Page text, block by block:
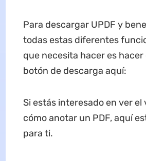
Para descargar UPDF y
todas estas diferentes
que necesita hacer es hacer
botón de descarga aquí:
Si estás interesado en ver el
cómo anotar un PDF, aquí
para ti.